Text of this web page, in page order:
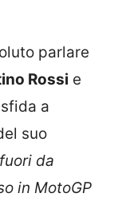
parlare
Rossi e
a
suo
da
in MotoGP